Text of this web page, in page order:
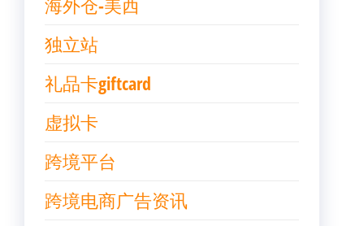
海外仓-美西
独立站
礼品卡giftcard
虚拟卡
跨境平台
跨境电商广告资讯